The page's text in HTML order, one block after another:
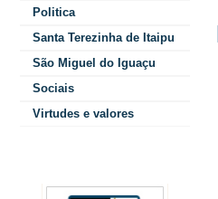
Politica
Santa Terezinha de Itaipu
São Miguel do Iguaçu
Sociais
Virtudes e valores